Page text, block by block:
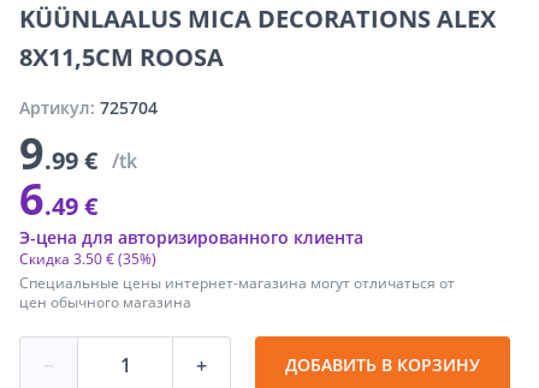
KÜÜNLAALUS MICA DECORATIONS ALEX
8X11,5CM ROOSA
Артикул: 725704
9.99 € /tk
6.49 €
Специальные цены интернет-магазина могут отличаться от
цен обычного магазина
Скидка 3.50 €(35%)
Э-цена для авторизированного клиента
− + ДОБАВИТЬ В КОРЗИНУ